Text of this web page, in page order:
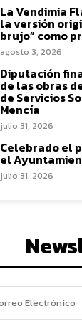
La Vendimia
la versión
brujo” como
agosto 3, 2026
Diputación
de las obras
de Servicios
Mencía
julio 31, 2026
Celebrado el
el
julio 31, 2026